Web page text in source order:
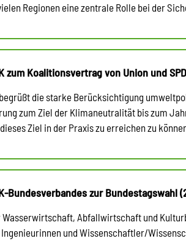
Regionen eine zentrale Rolle bei der
zum Koalitionsvertrag von Union und
die starke Berücksichtigung
zum Ziel der Klimaneutralität bis zum
Ziel in der Praxis zu erreichen zu
Bundesverbandes zur Bundestagswahl
Abfallwirtschaft und
und Wissenschaftler/